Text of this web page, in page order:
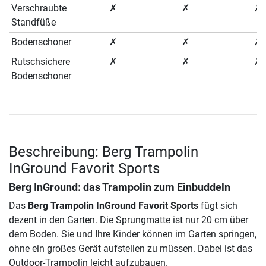
Verschraubte
Standfüße
✗ ✗ ✗
Bodenschoner ✗ ✗
✗
Rutschsichere
Bodenschoner
✗ ✗ ✗
Beschreibung: Berg Trampolin
InGround Favorit Sports
Berg InGround: das Trampolin zum Einbuddeln
Das Berg Trampolin InGround Favorit Sports fügt sich
dezent in den Garten. Die Sprungmatte ist nur 20 cm über
dem Boden. Sie und Ihre Kinder können im Garten springen,
ohne ein großes Gerät aufstellen zu müssen. Dabei ist das
Outdoor-Trampolin leicht aufzubauen.